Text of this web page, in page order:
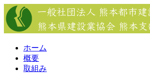
Skip
to
content
ホーム
概要
取組み